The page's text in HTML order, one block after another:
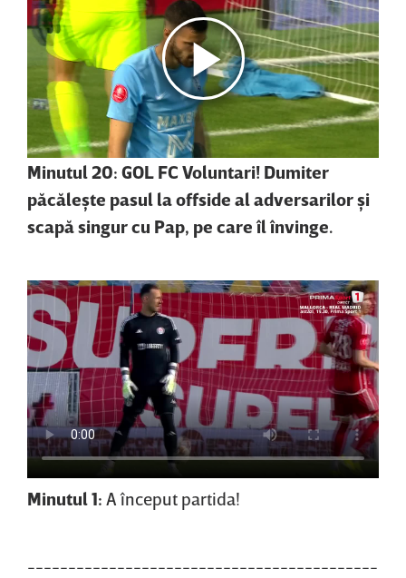
Minutul 20: GOL FC Voluntari! Dumiter
păcăleşte pasul la offside al adversarilor şi
scapă singur cu Pap, pe care îl învinge.
Minutul 1: A început partida!
-------------------------------------------